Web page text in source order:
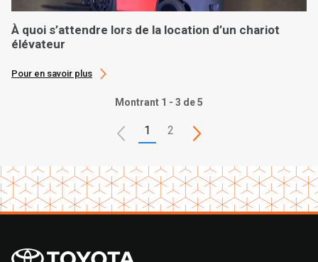
À quoi s’attendre lors de la location d’un chariot
élévateur
Pour en savoir plus
Montrant 1 - 3 de 5
1 2